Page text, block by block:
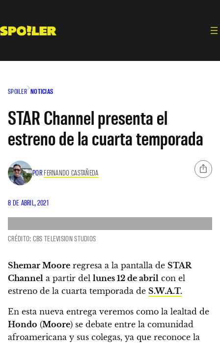
contenido
SPOILER NOTICIAS
STAR Channel presenta el
estreno de la cuarta temporada
POR FERNANDO CASTAÑEDA
8 DE ABRIL, 2021
CRÉDITO: CBS TELEVISION STUDIOS
Shemar Moore regresa a la pantalla de STAR
Channel a partir del lunes 12 de abril con el
estreno de la cuarta temporada de S.W.A.T.
En esta nueva entrega veremos como la lealtad de
Hondo (Moore) se debate entre la comunidad
afroamericana y sus colegas, ya que reconoce la